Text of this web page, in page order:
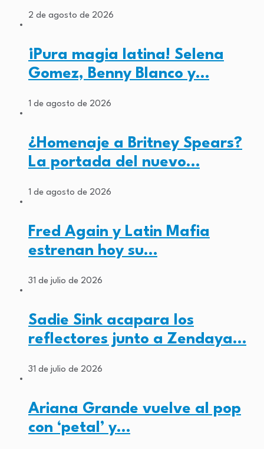
2 de agosto de 2026
¡Pura magia latina! Selena
Gomez, Benny Blanco y…
1 de agosto de 2026
¿Homenaje a Britney Spears?
La portada del nuevo…
1 de agosto de 2026
Fred Again y Latin Mafia
estrenan hoy su…
31 de julio de 2026
Sadie Sink acapara los
reflectores junto a Zendaya…
31 de julio de 2026
Ariana Grande vuelve al pop
con ‘petal’ y…